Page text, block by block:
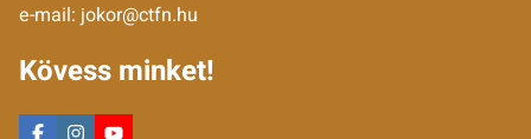
e-mail: jokor@ctfn.hu
Kövess minket!